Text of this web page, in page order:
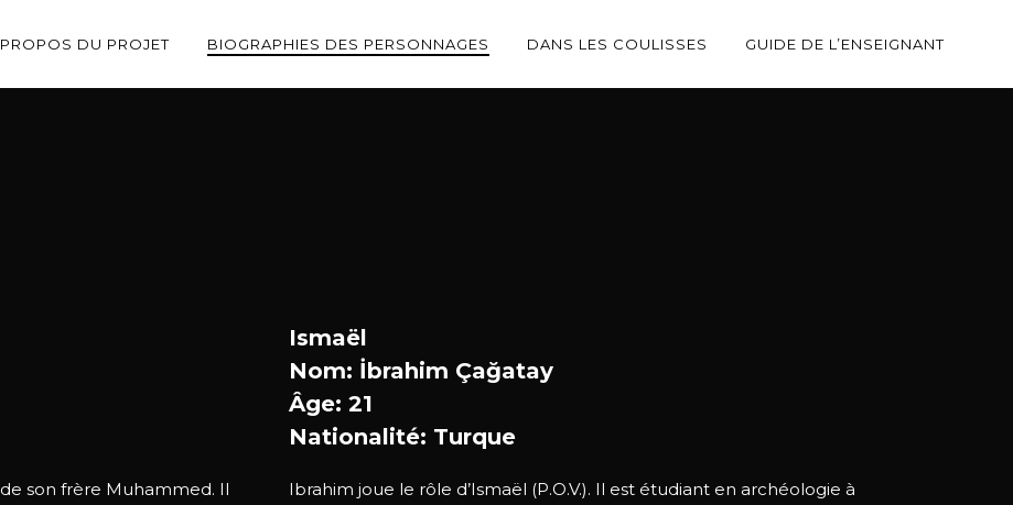
DU PROJET BIOGRAPHIES DES PERSONNAGES DANS LES COULISSES GUIDE DE L’ENSEIGNANT
son frère Muhammed. Il
Ismaël
Nom: İbrahim Çağatay
Âge: 21
Nationalité: Turque
Ibrahim joue le rôle d’Ismaël (P.O.V.). Il est étudiant en archéologie à